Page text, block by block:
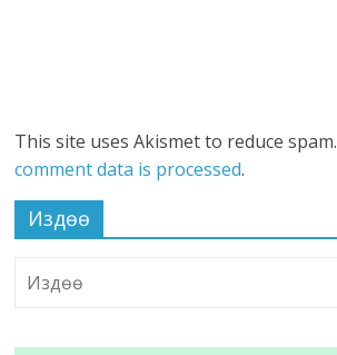
This site uses Akismet to reduce spam.
comment data is processed.
Издөө